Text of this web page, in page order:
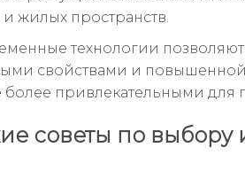
жилых пространств.
технологии
свойствами и повышенной
более привлекательными для
советы по выбору